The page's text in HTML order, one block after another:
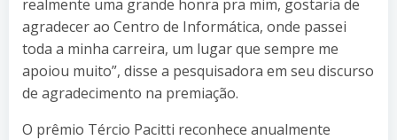
realmente uma grande honra pra mim, gostaria de
agradecer ao Centro de Informática, onde passei
toda a minha carreira, um lugar que sempre me
apoiou muito”, disse a pesquisadora em seu discurso
de agradecimento na premiação.
O prêmio Tércio Pacitti reconhece anualmente